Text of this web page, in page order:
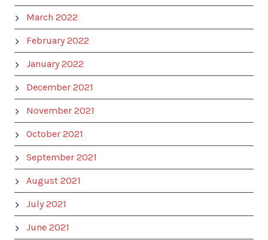
March 2022
February 2022
January 2022
December 2021
November 2021
October 2021
September 2021
August 2021
July 2021
June 2021